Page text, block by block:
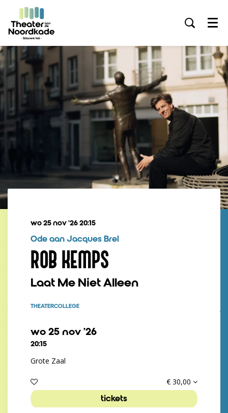
Menu
ROB KEMPS
Laat Me Niet Alleen
Ode aan Jacques Brel
wo 25 nov ’2620:15
THEATERCOLLEGE
wo 25 nov ’26
20:15
Grote Zaal
€ 30,00
tickets